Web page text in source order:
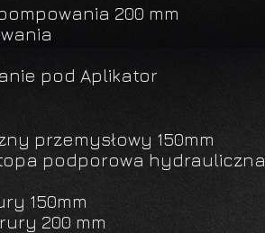
200 mm
pod Aplikator
przemysłowy 150mm
podporowa hydrauliczna
150mm
200 mm